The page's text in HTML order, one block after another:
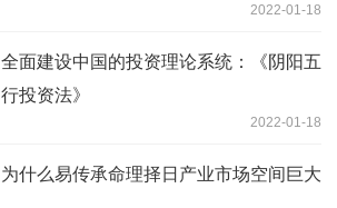
2022-01-18
全面建设中国的投资理论系统：《阴阳五
行投资法》
2022-01-18
为什么易传承命理择日产业市场空间巨大